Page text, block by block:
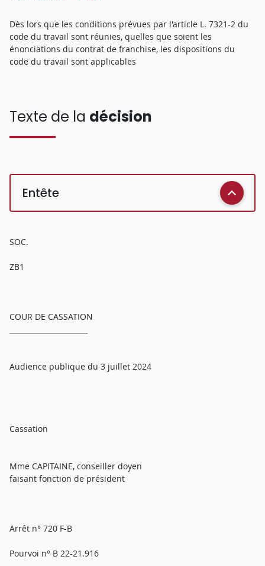
Dès lors que les conditions prévues par l'article L. 7321-2 du
code du travail sont réunies, quelles que soient les
énonciations du contrat de franchise, les dispositions du
code du travail sont applicables
Texte de la décision
Entête
SOC.
ZB1
COUR DE CASSATION
Audience publique du 3 juillet 2024
Cassation
Mme CAPITAINE, conseiller doyen
faisant fonction de président
Arrêt n° 720 F-B
Pourvoi n° B 22-21.916